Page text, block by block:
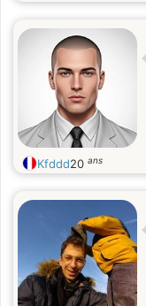
Kfddd20 ans